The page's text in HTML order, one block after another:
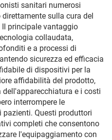
sanitari numerosi
sulla cura del
principale vantaggio
collaudata,
e a processi di
sicurezza ed efficacia
di dispositivi per la
affidabilità del prodotto,
e i costi
interrompere le
Questi produttori
completi che consentono
l'equipaggiamento con